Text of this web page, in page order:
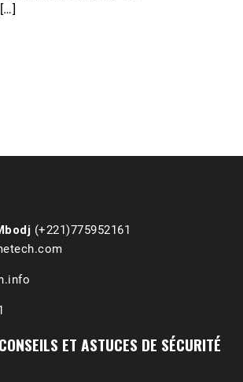
(+221)775952161
ET ASTUCES DE SÉCURITÉ